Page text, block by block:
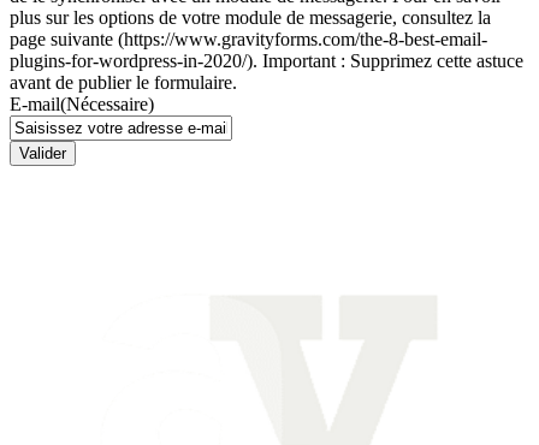
plus sur les options de votre module de messagerie, consultez la
page suivante (https://www.gravityforms.com/the-8-best-email-
plugins-for-wordpress-in-2020/). Important : Supprimez cette astuce
avant de publier le formulaire.
E-mail(Nécessaire)
Valider